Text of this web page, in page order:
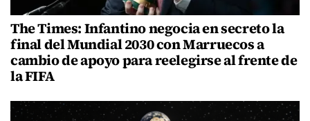
The Times: Infantino negocia en secreto la
final del Mundial 2030 con Marruecos a
cambio de apoyo para reelegirse al frente de
la FIFA